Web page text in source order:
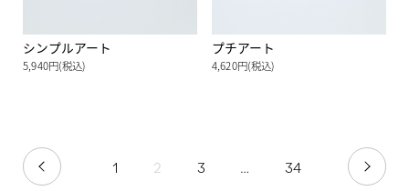
シンプルアート
5,940円(税込)
プチアート
4,620円(税込)
PREV 1 2 3 … 34 NEXT